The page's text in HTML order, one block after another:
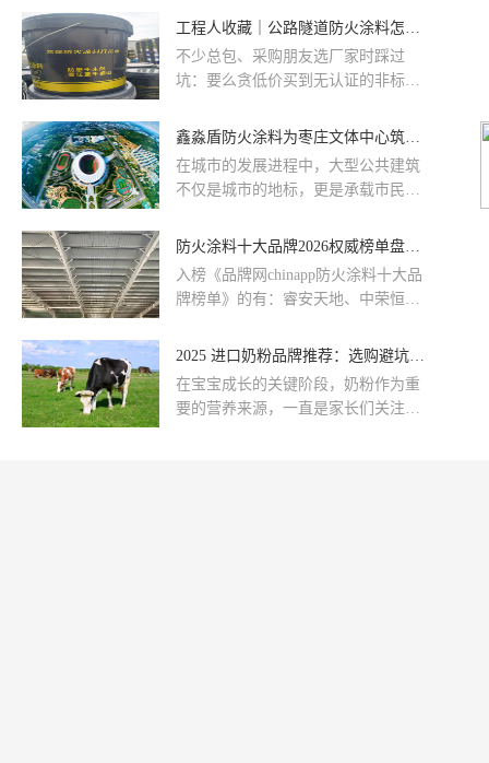
上“防火衣”，目前在建筑工程、钢结
成为安全建设核心环节。但目前市面
上防火涂料厂家参差不齐，充斥着不
和消费者对如何分辨防火涂料质量的
好坏？防火涂料品牌与该如何去选
择？高品质的防火涂料有什么优点和
工程人收藏｜公路隧道防火涂料怎么选？靠谱厂家盘点 + 避坑全攻略
不少总包、采购朋友选厂家时踩过
坑：要么贪低价买到无认证的非标产
要么外省厂家供货慢、售后响应跟不
路隧道防火涂料的选型标准，再盘点
几家实力过硬的源头厂家，帮大家高
鑫淼盾防火涂料为枣庄文体中心筑牢安全防线
在城市的发展进程中，大型公共建筑
不仅是城市的地标，更是承载市民文
中心，这座占地面积达60000平方米
张亮丽名片。它集体育赛事、文艺演
出、休闲健身等多种功能于一体，为
在这座现代化建筑的背后，鑫淼盾防
火涂料正默默地发挥着关键作用，为
其消防安全保驾护航。
防火涂料十大品牌2026权威榜单盘点 工程建筑防火必备！
入榜《品牌网chinapp防火涂料十大品
牌榜单》的有：睿安天地、中荣恒
中星汇安、永泰、SKYEKEN斯凯
防火涂料十大知名品牌名单的是有实
力、口碑好或知名度高的品牌，该防
2025 进口奶粉品牌推荐：选购避坑指南，新手爸妈必看
在宝宝成长的关键阶段，奶粉作为重
要的营养来源，一直是家长们关注的